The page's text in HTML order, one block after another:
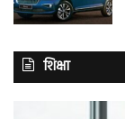
शिक्षा